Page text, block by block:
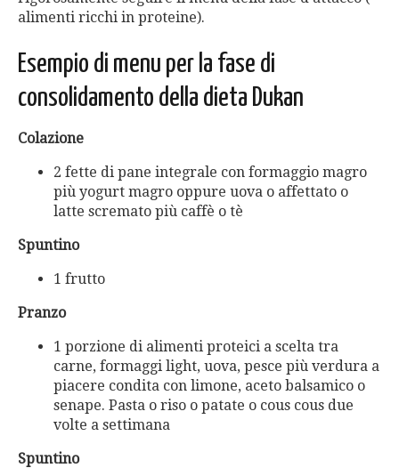
alimenti ricchi in proteine).
Esempio di menu per la fase di
consolidamento della dieta Dukan
Colazione
2 fette di pane integrale con formaggio magro
più yogurt magro oppure uova o affettato o
latte scremato più caffè o tè
Spuntino
1 frutto
Pranzo
1 porzione di alimenti proteici a scelta tra
carne, formaggi light, uova, pesce più verdura a
piacere condita con limone, aceto balsamico o
senape. Pasta o riso o patate o cous cous due
volte a settimana
Spuntino